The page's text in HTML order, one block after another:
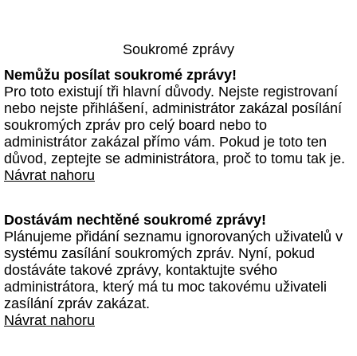
Soukromé zprávy
Nemůžu posílat soukromé zprávy!
Pro toto existují tři hlavní důvody. Nejste registrovaní
nebo nejste přihlášení, administrátor zakázal posílání
soukromých zpráv pro celý board nebo to
administrátor zakázal přímo vám. Pokud je toto ten
důvod, zeptejte se administrátora, proč to tomu tak je.
Návrat nahoru
Dostávám nechtěné soukromé zprávy!
Plánujeme přidání seznamu ignorovaných uživatelů v
systému zasílání soukromých zpráv. Nyní, pokud
dostáváte takové zprávy, kontaktujte svého
administrátora, který má tu moc takovému uživateli
zasílání zpráv zakázat.
Návrat nahoru